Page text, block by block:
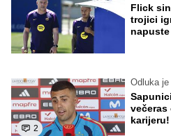
Flick
trojici
2
Odluka je
karijeru!